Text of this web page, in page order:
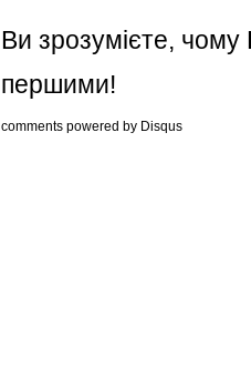
Ви зрозумієте, чому
першими!
comments powered by Disqus